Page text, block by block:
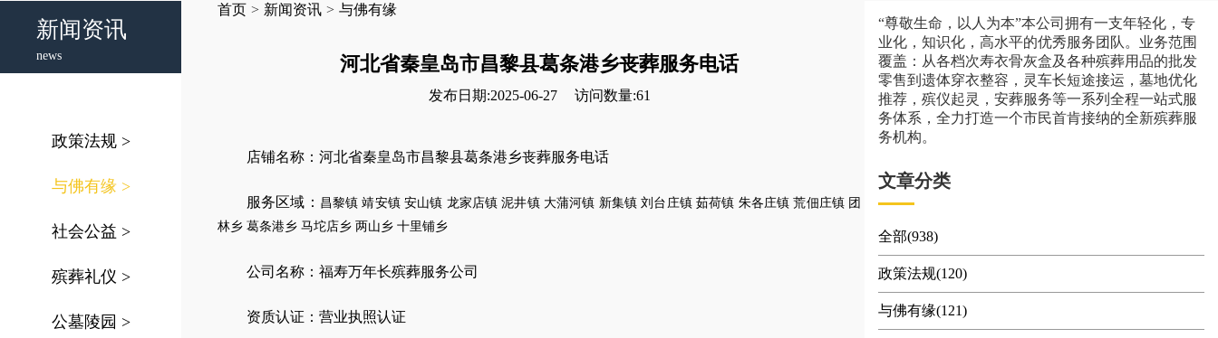
新闻资讯
news
政策法规 >
与佛有缘 >
社会公益 >
殡葬礼仪 >
公墓陵园 >
首页 > 新闻资讯 > 与佛有缘
河北省秦皇岛市昌黎县葛条港乡丧葬服务电话
发布日期:2025-06-27 访问数量:61
店铺名称：河北省秦皇岛市昌黎县葛条港乡丧葬服务电话
服务区域： 昌黎镇 靖安镇 安山镇 龙家店镇 泥井镇 大蒲河镇 新集镇 刘台庄镇 茹荷镇 朱各庄镇 荒佃庄镇 团
林乡 葛条港乡 马坨店乡 两山乡 十里铺乡
公司名称： 福寿万年长殡葬服务公司
资质认证：营业执照认证
“尊敬生命，以人为本”本公司拥有一支年轻化，专
业化，知识化，高水平的优秀服务团队。业务范围
覆盖：从各档次寿衣骨灰盒及各种殡葬用品的批发
零售到遗体穿衣整容，灵车长短途接运，墓地优化
推荐，殡仪起灵，安葬服务等一系列全程一站式服
务体系，全力打造一个市民首肯接纳的全新殡葬服
务机构。
文章分类
全部(938)
政策法规(120)
与佛有缘(121)